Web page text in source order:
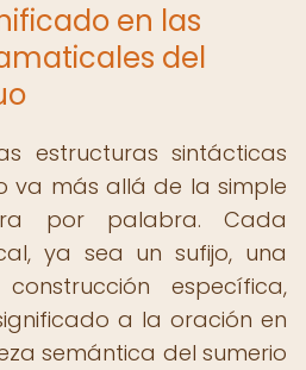
en las
del
estructuras sintácticas
va más allá de la simple
por palabra. Cada
ya sea un sufijo, una
específica,
a la oración en
semántica del sumerio